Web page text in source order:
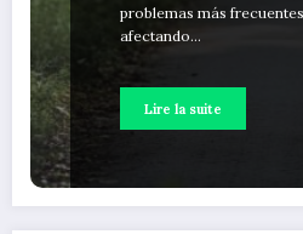
problemas más
afectando…
Lire la suite